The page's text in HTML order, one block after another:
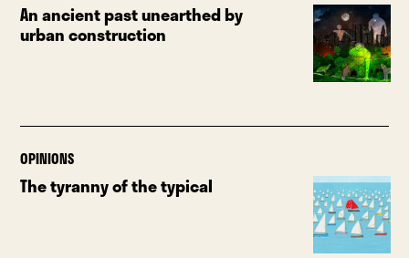
An ancient past unearthed by
urban construction
OPINIONS
The tyranny of the typical